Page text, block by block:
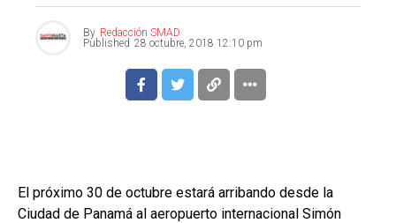
By Redacción SMAD
Published 28 octubre, 2018 12:10 pm
El próximo 30 de octubre estará arribando desde la
Ciudad de Panamá al aeropuerto internacional Simón